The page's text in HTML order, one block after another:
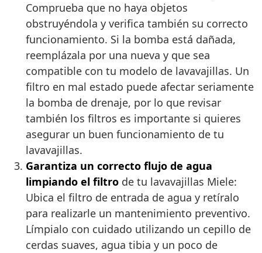
Comprueba que no haya objetos
obstruyéndola y verifica también su correcto
funcionamiento. Si la bomba está dañada,
reemplázala por una nueva y que sea
compatible con tu modelo de lavavajillas. Un
filtro en mal estado puede afectar seriamente
la bomba de drenaje, por lo que revisar
también los filtros es importante si quieres
asegurar un buen funcionamiento de tu
lavavajillas.
Garantiza un correcto flujo de agua
limpiando el filtro de tu lavavajillas Miele:
Ubica el filtro de entrada de agua y retíralo
para realizarle un mantenimiento preventivo.
Límpialo con cuidado utilizando un cepillo de
cerdas suaves, agua tibia y un poco de